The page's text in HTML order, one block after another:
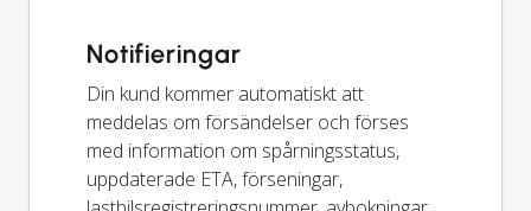
Notifieringar
Din kund kommer automatiskt att
meddelas om försändelser och förses
med information om spårningsstatus,
uppdaterade ETA, förseningar,